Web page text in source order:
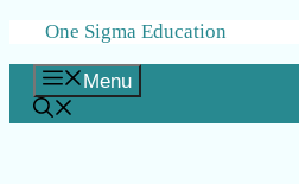
Skip
content
One Sigma Education
Menu